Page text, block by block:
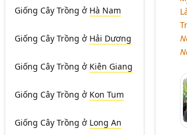
Giống Cây Trồng ở Hà Nam
Giống Cây Trồng ở Hải Dương
Giống Cây Trồng ở Kiên Giang
Giống Cây Trồng ở Kon Tum
Giống Cây Trồng ở Long An